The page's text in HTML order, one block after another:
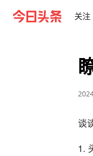
关注
谈
1.